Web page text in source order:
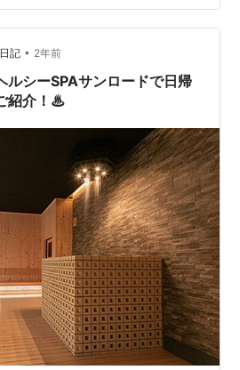
まで車を進め こちらの施設で温泉
らが入浴料金。 ネット情報では
この日は500円…
記 • 2年前
シーSPAサンロードで日帰
紹介！♨